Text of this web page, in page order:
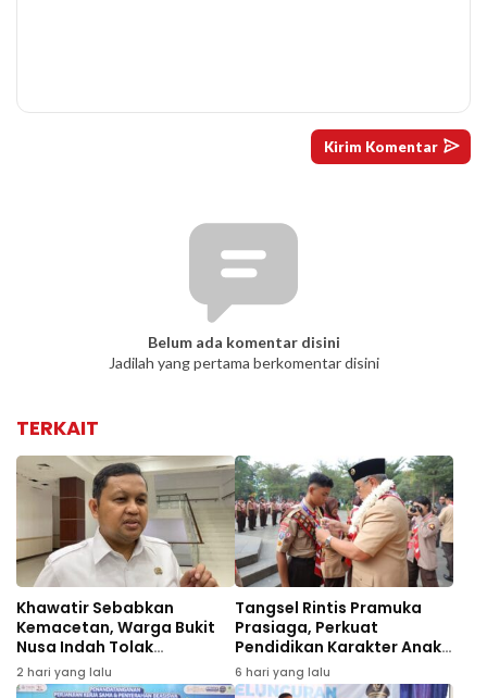
Belum ada komentar disini
Jadilah yang pertama berkomentar disini
TERKAIT
Khawatir Sebabkan
Kemacetan, Warga Bukit
Nusa Indah Tolak
Pembangunan SMPN 25
Tangsel
2 hari yang lalu
Tangsel Rintis Pramuka
Prasiaga, Perkuat
Pendidikan Karakter Anak
Sejak Usia Dini
6 hari yang lalu